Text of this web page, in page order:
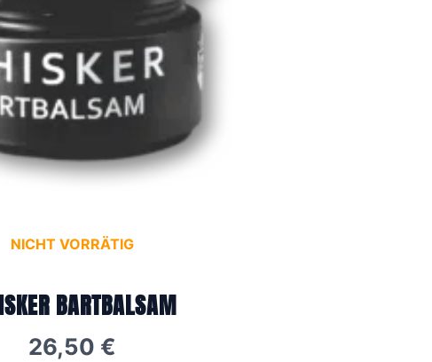
NICHT VORRÄTIG
BARTBALSAM
26,50 €